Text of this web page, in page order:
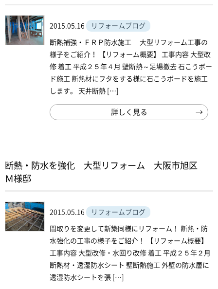
2015.05.16 リフォームブログ
断熱補強・ＦＲＰ防水施工 大型リフォーム工事の
様子をご紹介！ 【リフォーム概要】 工事内容 大型改
修 着工 平成２５年４月 壁断熱～足場撤去 石こうボー
ド施工 断熱材にフタをする様に石こうボードを施工
します。 天井断熱 […]
詳しく見る
断熱・防水を強化 大型リフォーム 大阪市旭区
Ｍ様邸
2015.05.16 リフォームブログ
間取りを変更して新築同様にリフォーム！ 断熱・防
水強化の工事の様子をご紹介！ 【リフォーム概要】
工事内容 大型改修・水回り改修 着工 平成２５年２月
断熱材・透湿防水シート 壁断熱施工 外壁の防水層に
透湿防水シートを張 […]